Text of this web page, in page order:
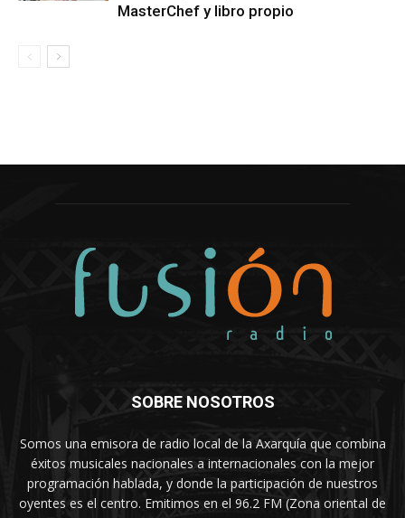
MasterChef y libro propio
SOBRE NOSOTROS
Somos una emisora de radio local de la Axarquía que combina
éxitos musicales nacionales a internacionales con la mejor
programación hablada, y donde la participación de nuestros
oyentes es el centro. Emitimos en el 96.2 FM (Zona oriental de